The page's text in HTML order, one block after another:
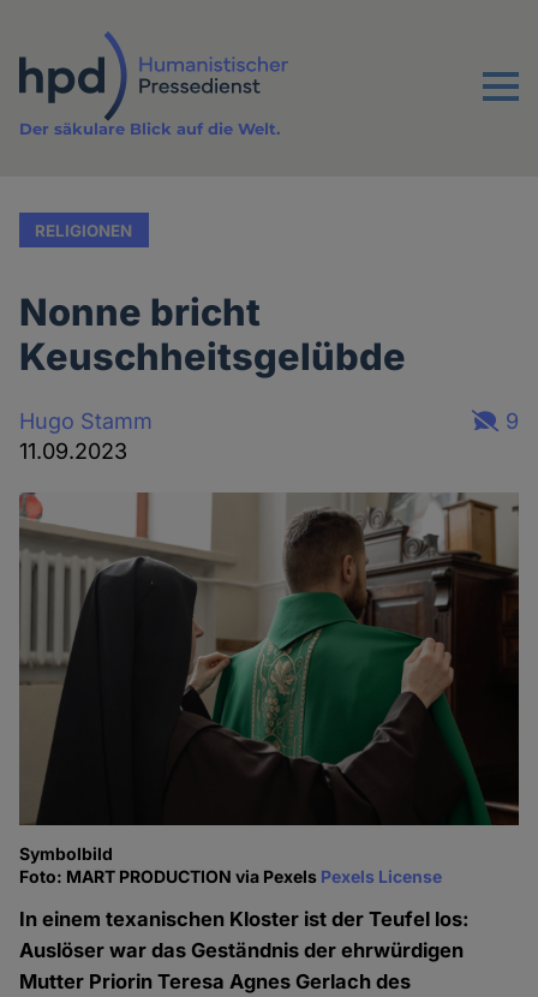
Inhalt
Menu
Der säkulare Blick auf die Welt.
RELIGIONEN
Nonne bricht
Keuschheitsgelübde
Hugo Stamm
11.09.2023
9
Symbolbild
Foto: MART PRODUCTION via Pexels Pexels License
In einem texanischen Kloster ist der Teufel los:
Auslöser war das Geständnis der ehrwürdigen
Mutter Priorin Teresa Agnes Gerlach des